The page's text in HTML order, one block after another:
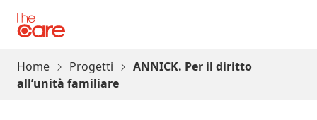
The Care
Home Progetti
ANNICK. Per il diritto
all’unità familiare